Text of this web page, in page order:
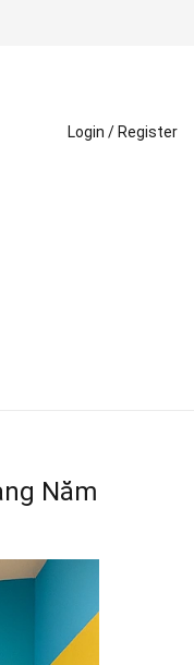
Login / Register
Năm